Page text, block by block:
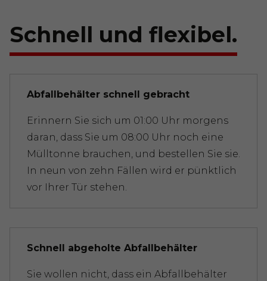
Schnell und flexibel.
Abfallbehälter schnell gebracht
Erinnern Sie sich um 01:00 Uhr morgens
daran, dass Sie um 08:00 Uhr noch eine
Mülltonne brauchen, und bestellen Sie sie.
In neun von zehn Fällen wird er pünktlich
vor Ihrer Tür stehen.
Schnell abgeholte Abfallbehälter
Sie wollen nicht, dass ein Abfallbehälter